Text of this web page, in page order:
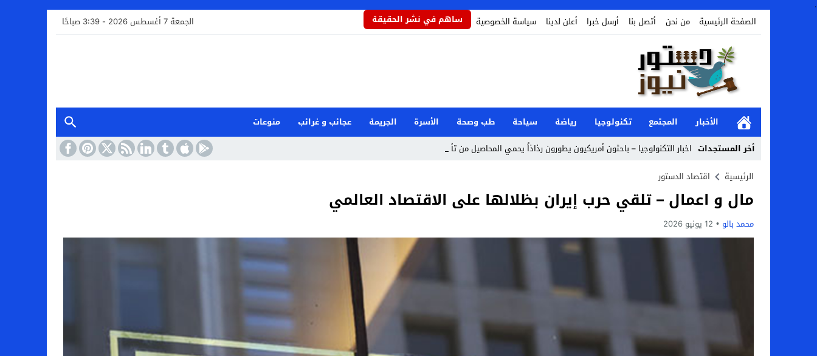
.
الصفحة الرئيسية
من نحن أتصل بنا أرسل خبرا أعلن لدينا سياسة الخصوصية ساهم في نشر الحقيقة الجمعة 7 أغسطس 2026 - 3:39 صباحًا
الأخبار المجتمع تكنولوجيا رياضة سياحة طب وصحة الأسرة الجريمة عجائب و غرائب
منوعات
أخر المستجدات اخبار التكنولوجيا – باحثون أمريكيون يطورون رذاذاً يحمي المحاصيل من تأثيرات المل _
Stop
Previous
Next
الرئيسية اقتصاد الدستور
مال و اعمال – تلقي حرب إيران بظلالها على الاقتصاد العالمي
محمد بالو 12 يونيو 2026